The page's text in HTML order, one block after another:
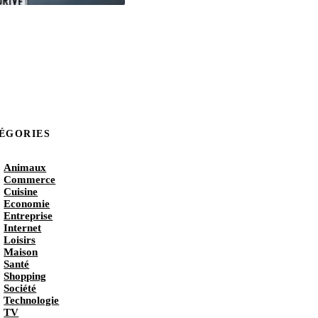
Animaux
Commerce
Cuisine
Economie
Entreprise
Internet
Loisirs
Maison
Santé
Shopping
Société
Technologie
TV